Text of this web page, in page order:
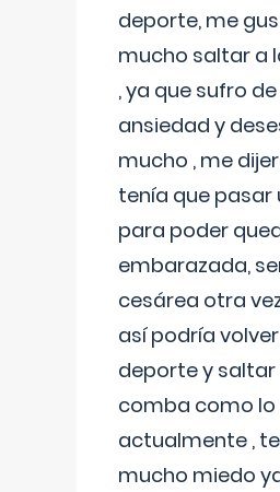
deporte, me
mucho saltar a
, ya que sufro de
ansiedad y
mucho , me
tenía que pasar
para poder
embarazada,
cesárea otra
así podría
deporte y saltar
comba como lo
actualmente ,
mucho miedo